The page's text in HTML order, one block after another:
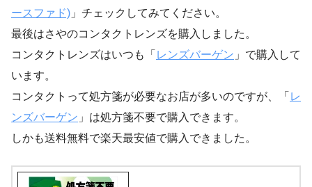
ースファド) 」チェックしてみてください。
最後はさやのコンタクトレンズを購入しました。
コンタクトレンズはいつも「 レンズバーゲン 」で購入して
います。
コンタクトって処方箋が必要なお店が多いのですが、「 レ
ンズバーゲン 」は処方箋不要で購入できます。
しかも送料無料で楽天最安値で購入できました。